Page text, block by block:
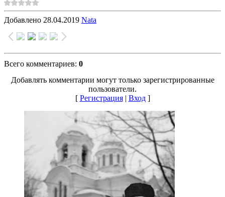
Добавлено 28.04.2019 Nata
Всего комментариев: 0
Добавлять комментарии могут только зарегистрированные
пользователи.
[ Регистрация| Вход]